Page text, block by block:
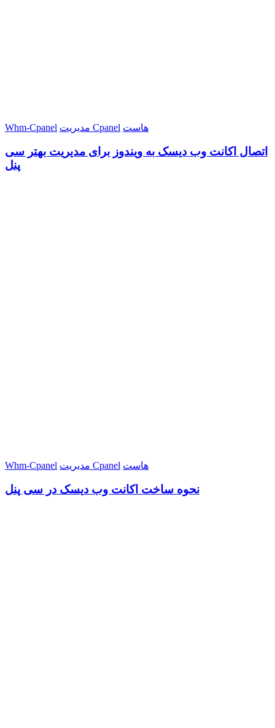
Whm-Cpanel مدیریت Cpanel هاست
اتصال اکانت وب دیسک به ویندوز برای مدیریت بهتر سی
پنل
Whm-Cpanel مدیریت Cpanel هاست
نحوه ساخت اکانت وب دیسک در سی پنل